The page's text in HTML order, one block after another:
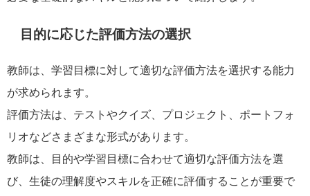
目的に応じた評価方法の選択
教師は、学習目標に対して適切な評価方法を選択する能力
が求められます。
評価方法は、テストやクイズ、プロジェクト、ポートフォ
リオなどさまざまな形式があります。
教師は、目的や学習目標に合わせて適切な評価方法を選
び、生徒の理解度やスキルを正確に評価することが重要で